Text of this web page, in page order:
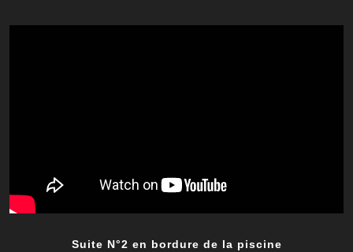
Suite N°2 en bordure de la piscine